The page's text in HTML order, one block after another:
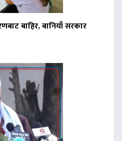
बाहिर, बानियाँ सरकार